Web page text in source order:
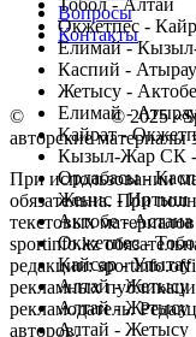
Тобол - Алтай
Окжетпес -
Елимай -
Каспий - Атырау
Жетысу - Актобе
Елимай -
Кайрат -
Кызыл-Жар СК -
Ордабасы -
Женис - Иртыш
Актобе - Астана
Окжетпес -
Кайсар - Улытау
Алтай - Жетысу
Алтай - Жетысу
Алтай - Жетысу
Вопросы
Контакты
© Copyright© 2025
авторские
При использовании
обязательна. При
текстовых
sportinfo.kz
редакции:
рекламных
рекламодатель.
авторов.